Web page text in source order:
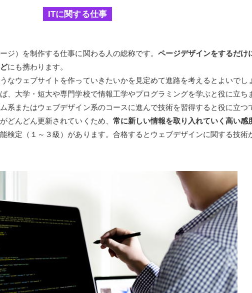
ITに関する仕事
ジ）を制作する仕事に関わる人の総称です。 ページデザインをするだけ
にも携わります。
なウェブサイトを作っていきたいかを見定めて進路を考えるとよいでし
、大学・短大や専門学校で情報工学やプログラミングを学ぶと役に立ち
系またはウェブデザイン系のコースに進んで技術を習得すると役に立つ
どんどん更新されていくため、 常に新しい情報を取り入れていく高い感
検定（１～３級）があります。合格するとウェブデザインに関する技術